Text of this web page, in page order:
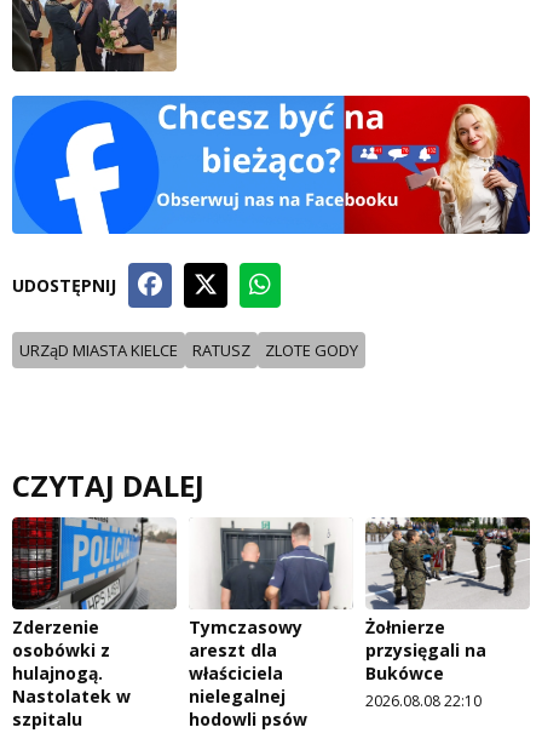
UDOSTĘPNIJ
URZąD MIASTA KIELCE RATUSZ ZLOTE GODY
CZYTAJ DALEJ
Zderzenie
osobówki z
hulajnogą.
Nastolatek w
szpitalu
Tymczasowy
areszt dla
właściciela
nielegalnej
hodowli psów
Żołnierze
przysięgali na
Bukówce
2026.08.08 22:10